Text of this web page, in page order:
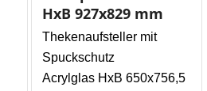
HxB 927x829 mm
Thekenaufsteller mit
Spuckschutz
Acrylglas HxB 650x756,5